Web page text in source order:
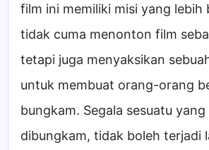
film ini memiliki misi yang lebih
tidak cuma menonton film
tetapi juga menyaksikan
untuk membuat orang-orang
bungkam. Segala sesuatu yang
dibungkam, tidak boleh terjadi